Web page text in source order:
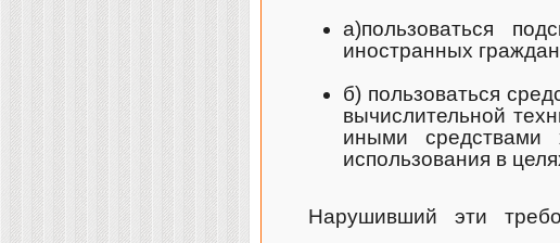
а)пользоваться
иностранных
б) пользоваться
вычислительной
иными
использования в
Нарушивший эти